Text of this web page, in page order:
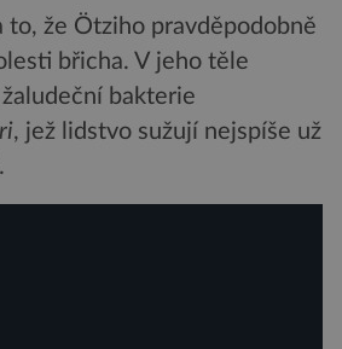
to, že Ötziho pravděpodobně
břicha. V jeho těle
bakterie
, jež lidstvo sužují nejspíše už